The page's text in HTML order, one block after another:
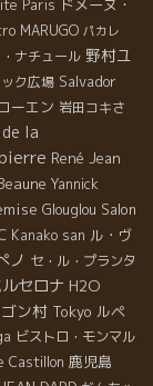
Paris ドメーヌ・
MARUGO パカレ
ナチュール 野村ユ
ク広場 Salvador
ーエン 岩田コキさ
la
René Jean
Yannick
Glouglou Salon
Kanako san ル・ヴ
ノ セ・ル・プランタ
セロナ H2O
ン村 Tokyo ルペ
ビストロ・モンマル
Castillon 鹿児島